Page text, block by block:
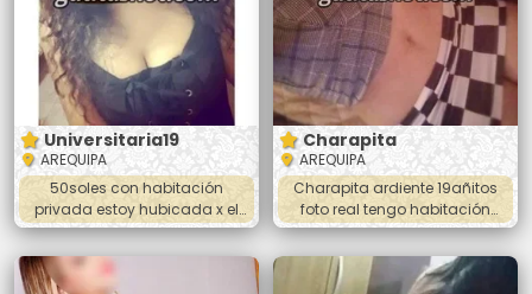
Universitaria19
AREQUIPA
50soles con habitación
privada estoy hubicada x el
centro 999911214 universitaria
19añitos 24horas
Charapita
AREQUIPA
Charapita ardiente 19añitos
foto real tengo habitación
privada 24horas